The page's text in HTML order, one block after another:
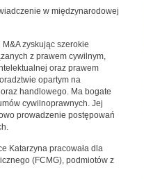
w międzynarodowej
zyskując szerokie
z prawem cywilnym,
oraz prawem
opartym na
handlowego. Ma bogate
cywilnoprawnych. Jej
prowadzenie postępowań
Katarzyna pracowała dla
(FCMG), podmiotów z